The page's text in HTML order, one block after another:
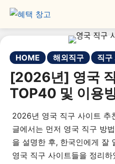
HOME 해외직구 직구
[2026년] 영국
TOP40 및 이용
2026년 영국 직구 사이트 추
글에서는 먼저 영국 직구 방
을 설명한 후, 한국인에게 잘
영국 직구 사이트들을 정리